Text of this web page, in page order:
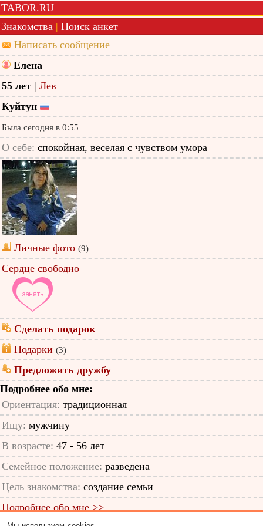
TABOR.RU
Знакомства | Поиск анкет
Написать сообщение
Елена
55 лет | Лев
Куйтун
Была сегодня в 0:55
О себе: спокойная, веселая с чувством умора
Личные фото (9)
Сердце свободно
Сделать подарок
Подарки (3)
Предложить дружбу
Подробнее обо мне:
Ориентация: традиционная
Ищу: мужчину
В возрасте: 47 - 56 лет
Семейное положение: разведена
Цель знакомства: создание семьи
Подробнее обо мне >>